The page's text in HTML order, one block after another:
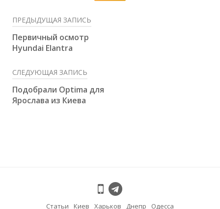
ПРЕДЫДУЩАЯ ЗАПИСЬ
Первичный осмотр
Hyundai Elantra
СЛЕДУЮЩАЯ ЗАПИСЬ
Подобрали Optima для
Ярослава из Киева
Статьи Киев Харьков Днепр Одесса